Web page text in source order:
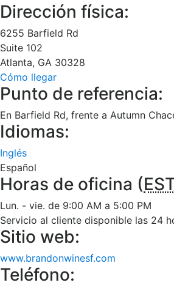
Dirección física:
6255 Barfield Rd
Suite 102
Atlanta, GA 30328
Cómo llegar
Punto de referencia:
En Barfield Rd, frente a Autumn
Idiomas:
Inglés
Español
Horas de oficina (
Lun. - vie. de 9:00 AM a 5:00 PM
Servicio al cliente disponible las 24
Sitio web:
www.brandonwinesf.com
Teléfono: